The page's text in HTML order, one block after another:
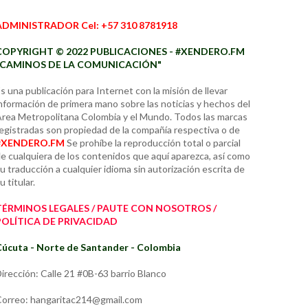
Cel: +57 310 8781918
© 2022 PUBLICACIONES - #XENDERO.FM
DE LA COMUNICACIÓN"
una publicación para Internet con la misión de llevar
de primera mano sobre las noticias y hechos del
Metropolitana Colombia y el Mundo. Todos las marcas
son propiedad de la compañía respectiva o de
Se prohíbe la reproducción total o parcial
cualquiera de los contenidos que aquí aparezca, así como
traducción a cualquier idioma sin autorización escrita de
titular.
LEGALES / PAUTE CON NOSOTROS /
DE PRIVACIDAD
- Norte de Santander - Colombia
Calle 21 #0B-63 barrio Blanco
hangaritac214@gmail.com